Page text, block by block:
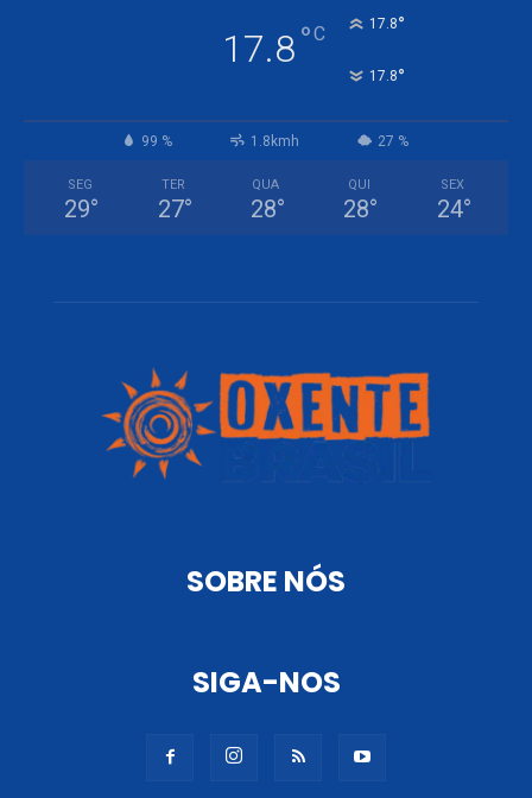
17.8°C 17.8°
17.8°
99 % 1.8kmh 27 %
SEG
29°
TER
27°
QUA
28°
QUI
28°
SEX
24°
SOBRE NÓS
SIGA-NOS